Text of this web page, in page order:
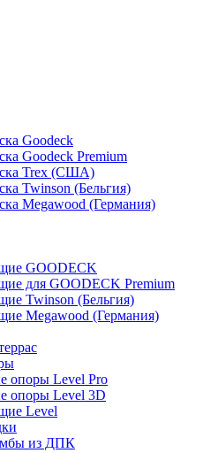
Goodeck
Goodeck Premium
Trex (США)
Twinson (Бельгия)
Megawood (Германия)
GOODECK
для GOODECK Premium
Twinson (Бельгия)
Megawood (Германия)
опоры Level Pro
опоры Level 3D
Level
из ДПК